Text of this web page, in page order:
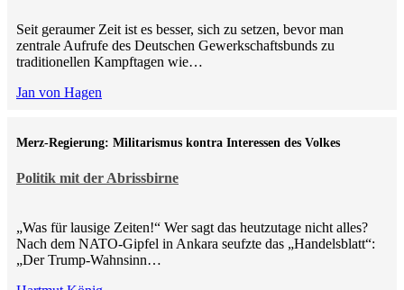
Seit geraumer Zeit ist es besser, sich zu setzen, bevor man
zentrale Aufrufe des Deutschen Gewerkschaftsbunds zu
traditionellen Kampftagen wie…
Jan von Hagen
Politik mit der Abrissbirne
Merz-Regierung: Militarismus kontra Inte­ressen des Volkes
„Was für lausige Zeiten!“ Wer sagt das heutzutage nicht alles?
Nach dem NATO-Gipfel in Ankara seufzte das „Handelsblatt“:
„Der Trump-Wahnsinn…